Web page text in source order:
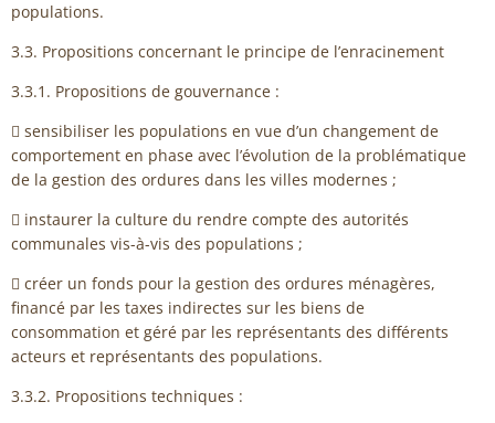
populations.
3.3. Propositions concernant le principe de l’enracinement
3.3.1. Propositions de gouvernance :
 sensibiliser les populations en vue d’un changement de
comportement en phase avec l’évolution de la problématique
de la gestion des ordures dans les villes modernes ;
 instaurer la culture du rendre compte des autorités
communales vis-à-vis des populations ;
 créer un fonds pour la gestion des ordures ménagères,
financé par les taxes indirectes sur les biens de
consommation et géré par les représentants des différents
acteurs et représentants des populations.
3.3.2. Propositions techniques :